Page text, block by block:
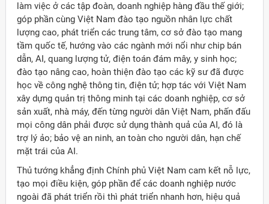
làm việc ở các tập đoàn, doanh nghiệp hàng đầu thế giới;
góp phần cùng Việt Nam đào tạo nguồn nhân lực chất
lượng cao, phát triển các trung tâm, cơ sở đào tạo mang
tầm quốc tế, hướng vào các ngành mới nổi như chip bán
dẫn, AI, quang lượng tử, điện toán đám mây, y sinh học;
đào tạo nâng cao, hoàn thiện đào tạo các kỹ sư đã được
học về công nghệ thông tin, điện tử; hợp tác với Việt Nam
xây dựng quản trị thông minh tại các doanh nghiệp, cơ sở
sản xuất, nhà máy, đến từng người dân Việt Nam, phấn đấu
mọi công dân phải được sử dụng thành quả của AI, đó là
trợ lý ảo; bảo vệ an ninh, an toàn cho người dân, hạn chế
mặt trái của AI.
Thủ tướng khẳng định Chính phủ Việt Nam cam kết nỗ lực,
tạo mọi điều kiện, góp phần để các doanh nghiệp nước
ngoài đã phát triển rồi thì phát triển nhanh hơn, hiệu quả